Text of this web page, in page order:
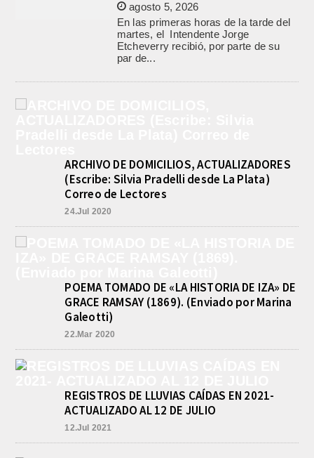
agosto 5, 2026
En las primeras horas de la tarde del
martes, el Intendente Jorge
Etcheverry recibió, por parte de su
par de...
ARCHIVO DE DOMICILIOS, ACTUALIZADORES
(Escribe: Silvia Pradelli desde La Plata)
Correo de Lectores
24.Jul 2020
POEMA TOMADO DE «LA HISTORIA DE IZA» DE
GRACE RAMSAY (1869). (Enviado por Marina
Galeotti)
22.Mar 2020
REGISTROS DE LLUVIAS CAÍDAS EN 2021-
ACTUALIZADO AL 12 DE JULIO
12.Jul 2021